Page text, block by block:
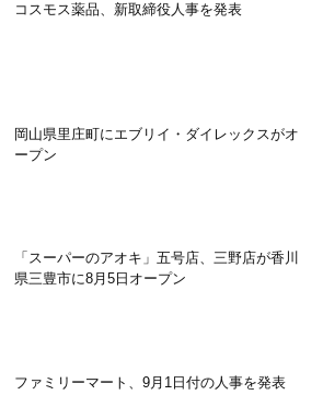
コスモス薬品、新取締役人事を発表
岡山県里庄町にエブリイ・ダイレックスがオ
ープン
「スーパーのアオキ」五号店、三野店が香川
県三豊市に8月5日オープン
ファミリーマート、9月1日付の人事を発表